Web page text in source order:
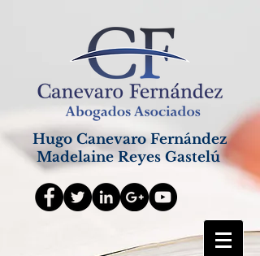
Hugo Canevaro Fernández
Madelaine Reyes Gastelú